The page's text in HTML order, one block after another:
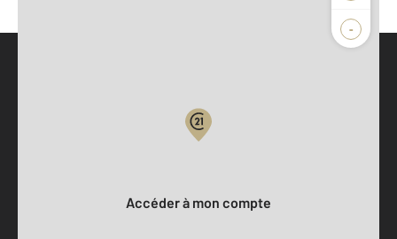
-
Accéder à mon compte